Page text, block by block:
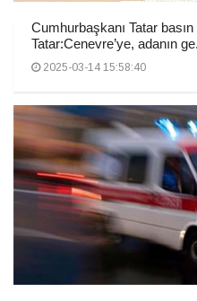
Cumhurbaşkanı Tatar
Tatar:Cenevre’ye, adanın
2025-03-14 15:58:40